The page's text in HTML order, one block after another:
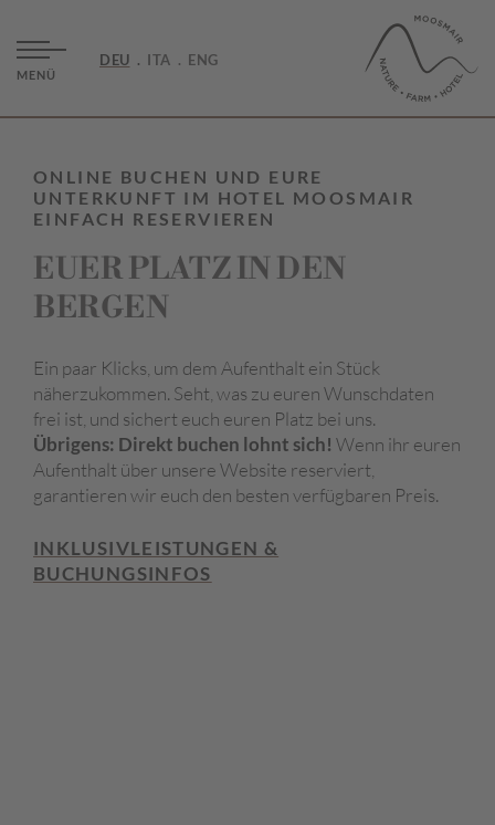
MENÜ
DEU ITA ENG
ONLINE BUCHEN UND EURE
UNTERKUNFT IM HOTEL MOOSMAIR
EINFACH RESERVIEREN
EUER PLATZ IN DEN
BERGEN
Ein paar Klicks, um dem Aufenthalt ein Stück
näherzukommen. Seht, was zu euren Wunschdaten
frei ist, und sichert euch euren Platz bei uns.
Übrigens: Direkt buchen lohnt sich! Wenn ihr euren
Aufenthalt über unsere Website reserviert,
garantieren wir euch den besten verfügbaren Preis.
INKLUSIVLEISTUNGEN &
BUCHUNGSINFOS